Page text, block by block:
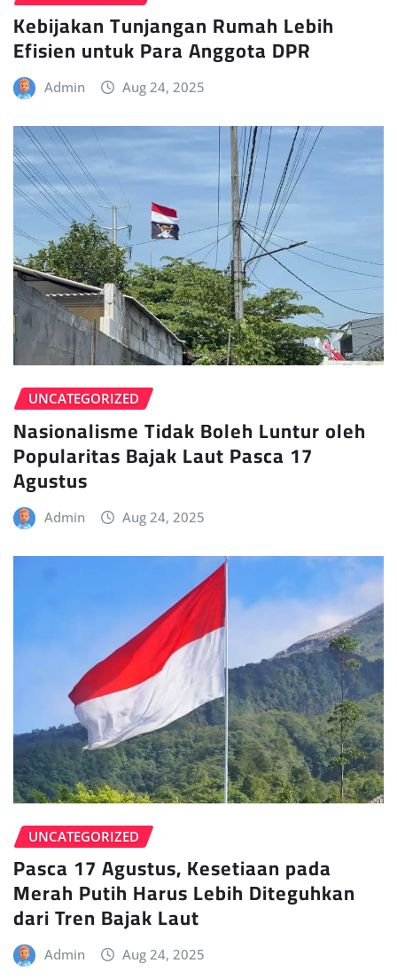
Kebijakan Tunjangan Rumah Lebih
Efisien untuk Para Anggota DPR
Admin Aug 24, 2025
UNCATEGORIZED
Nasionalisme Tidak Boleh Luntur oleh
Popularitas Bajak Laut Pasca 17
Agustus
Admin Aug 24, 2025
UNCATEGORIZED
Pasca 17 Agustus, Kesetiaan pada
Merah Putih Harus Lebih Diteguhkan
dari Tren Bajak Laut
Admin Aug 24, 2025